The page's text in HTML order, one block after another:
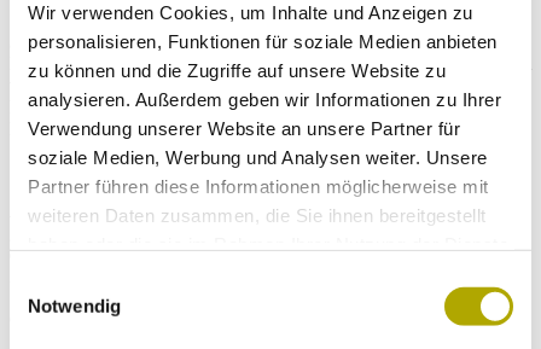
Wir verwenden Cookies, um Inhalte und Anzeigen zu
personalisieren, Funktionen für soziale Medien anbieten
zu können und die Zugriffe auf unsere Website zu
analysieren. Außerdem geben wir Informationen zu Ihrer
Verwendung unserer Website an unsere Partner für
soziale Medien, Werbung und Analysen weiter. Unsere
Partner führen diese Informationen möglicherweise mit
weiteren Daten zusammen, die Sie ihnen bereitgestellt
Notwendig
Johannes Ortner, 1973 in Meran geboren, Mitarbeit und
Projektbeauftragter an der „Flurnamensammlung Südtirol“ – seitdem
vom Namenvirus infiziert. Zwischenzeitlich Naturparkbetreuer und
Lehrer. Zahlreiche Publikationen, Vorträge sowie Radio- und
Fernsehsendungen zu Namenkunde und Lokalgeschichte.
Angelika Ruele, geboren 1992 in Bozen. Ihr spezielles Interesse
gilt den Neophyten, sprich Pflanzen, die vom Menschen in Gebiete
eingeführt wurden, in denen sie natürlicherweise nicht vorkamen.
Sensibilisierungsarbeit. Derzeit befasst sie sich u. a. mit Arznei- und
Gewürzpflanzen am Versuchszentrum Laimburg.